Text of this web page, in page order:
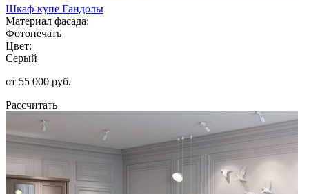
Шкаф-купе Гандолы
Материал фасада:
Фотопечать
Цвет:
Серый
от 55 000 руб.
Рассчитать